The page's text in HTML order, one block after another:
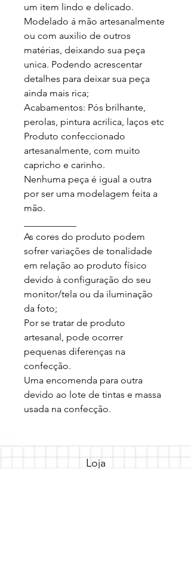
um item lindo e delicado.
Modelado á mão artesanalmente
ou com auxilio de outros
matérias, deixando sua peça
unica. Podendo acrescentar
detalhes para deixar sua peça
ainda mais rica;
Acabamentos: Pós brilhante,
perolas, pintura acrilica, laços etc
Produto confeccionado
artesanalmente, com muito
capricho e carinho.
Nenhuma peça é igual a outra
por ser uma modelagem feita a
mão.
As cores do produto podem
sofrer variações de tonalidade
em relação ao produto físico
devido à configuração do seu
monitor/tela ou da iluminação
da foto;
Por se tratar de produto
artesanal, pode ocorrer
pequenas diferenças na
confecção.
Uma encomenda para outra
devido ao lote de tintas e massa
usada na confecção.
Loja